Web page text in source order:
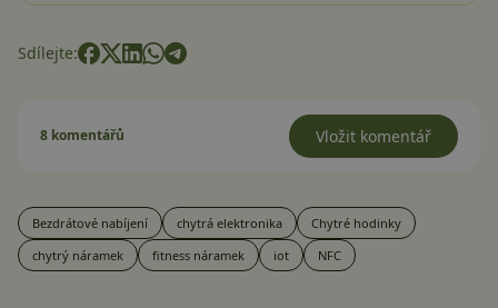
Sdílejte:
8 komentářů Vložit komentář
Bezdrátové nabíjení chytrá elektronika
Chytré hodinky
chytrý náramek
fitness náramek iot NFC